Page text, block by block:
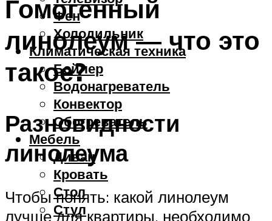
Фен
Холодильник
Климатическая техника
Бойлер
Водонагреватель
Конвектор
Обогреватель
Мебель
Диван
Кровать
Стол
Стул
Гомогенный
линолеум — что это
такое?
Разновидности
линолеума
Чтобы понять: какой линолеум
лучше для квартиры, необходимо